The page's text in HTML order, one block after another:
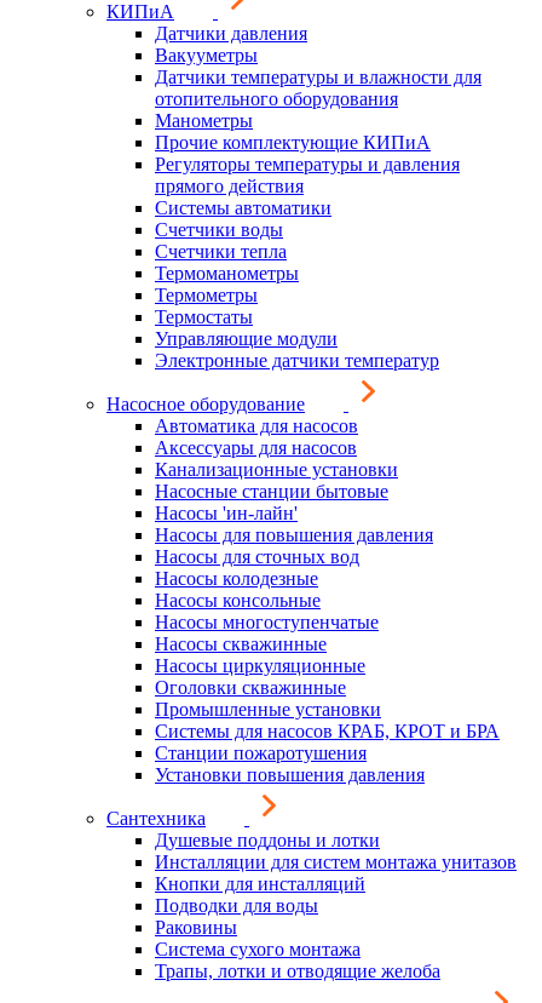
КИПиА
Датчики давления
Вакууметры
Датчики температуры и влажности для
отопительного оборудования
Манометры
Прочие комплектующие КИПиА
Регуляторы температуры и давления
прямого действия
Системы автоматики
Счетчики воды
Счетчики тепла
Термоманометры
Термометры
Термостаты
Управляющие модули
Электронные датчики температур
Насосное оборудование
Автоматика для насосов
Аксессуары для насосов
Канализационные установки
Насосные станции бытовые
Насосы 'ин-лайн'
Насосы для повышения давления
Насосы для сточных вод
Насосы колодезные
Насосы консольные
Насосы многоступенчатые
Насосы скважинные
Насосы циркуляционные
Оголовки скважинные
Промышленные установки
Системы для насосов КРАБ, КРОТ и БРА
Станции пожаротушения
Установки повышения давления
Сантехника
Душевые поддоны и лотки
Инсталляции для систем монтажа унитазов
Кнопки для инсталляций
Подводки для воды
Раковины
Система сухого монтажа
Трапы, лотки и отводящие желоба